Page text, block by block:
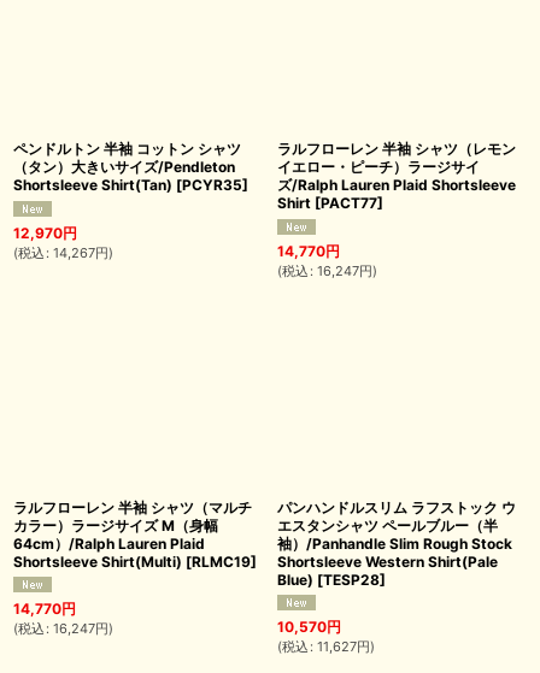
ペンドルトン 半袖 コットン シャツ
（タン）大きいサイズ/Pendleton
Shortsleeve Shirt(Tan) [PCYR35]
12,970円
(税込 : 14,267円)
ラルフローレン 半袖 シャツ（レモン
イエロー・ピーチ）ラージサイ
ズ/Ralph Lauren Plaid Shortsleeve
Shirt [PACT77]
14,770円
(税込 : 16,247円)
ラルフローレン 半袖 シャツ（マルチ
カラー）ラージサイズ M（身幅
64cm）/Ralph Lauren Plaid
Shortsleeve Shirt(Multi) [RLMC19]
14,770円
(税込 : 16,247円)
パンハンドルスリム ラフストック ウ
エスタンシャツ ペールブルー（半
袖）/Panhandle Slim Rough Stock
Shortsleeve Western Shirt(Pale
Blue) [TESP28]
10,570円
(税込 : 11,627円)